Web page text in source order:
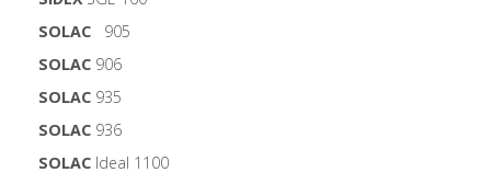
SOLAC 905
SOLAC 906
SOLAC 935
SOLAC 936
SOLAC Ideal 1100